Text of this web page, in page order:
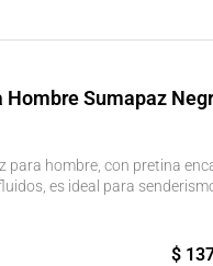
Sumapaz
para hombre, con pretina
es ideal para
$